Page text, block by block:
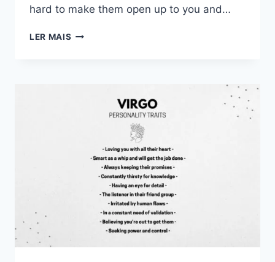
hard to make them open up to you and…
LER MAIS 15
FALAR
CONSIGO